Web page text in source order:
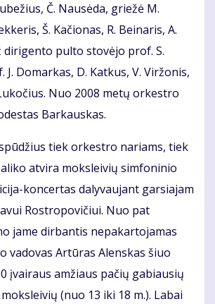
Č. Nausėda, griežė M.
Š. Kačionas, R. Beinaris, A.
dirigento pulto stovėjo prof. S.
J. Domarkas, D. Katkus, V. Viržonis,
Nuo 2008 metų orkestro
Barkauskas.
tiek orkestro nariams, tiek
atvira moksleivių simfoninio
koncertas dalyvaujant garsiajam
Rostropovičiui. Nuo pat
jame dirbantis nepakartojamas
vadovas Artūras Alenskas šiuo
įvairaus amžiaus pačių gabiausių
(nuo 13 iki 18 m.). Labai